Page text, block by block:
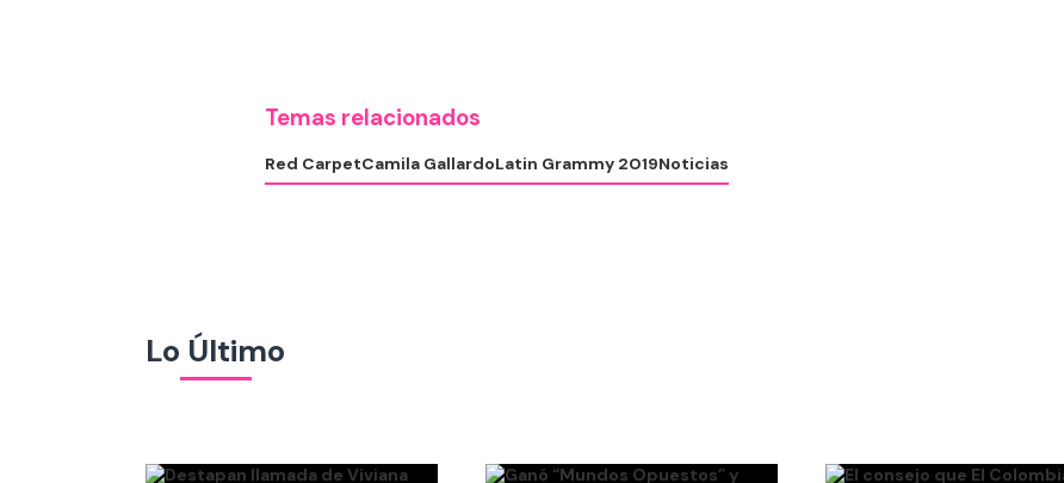
Temas relacionados
Red CarpetCamila GallardoLatin Grammy 2019Noticias
Lo Último